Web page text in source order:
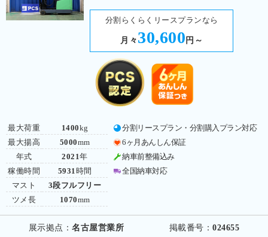
分割らくらくリースプランなら
月々 30,600 円～
最大荷重
最大揚高
年式
稼働時間
マスト
ツメ長
1400kg
5000mm
2021年
5931 時間
3段フルフリー
1070mm
分割リースプラン・分割購入プラン対応
6ヶ月あんしん保証
納車前整備込み
全国納車対応
展示拠点：名古屋営業所 掲載番号：024655